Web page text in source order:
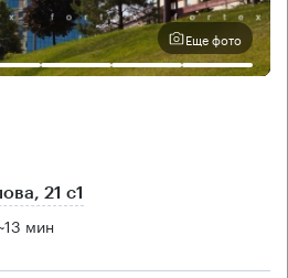
Еще фото
21 с1
13 мин